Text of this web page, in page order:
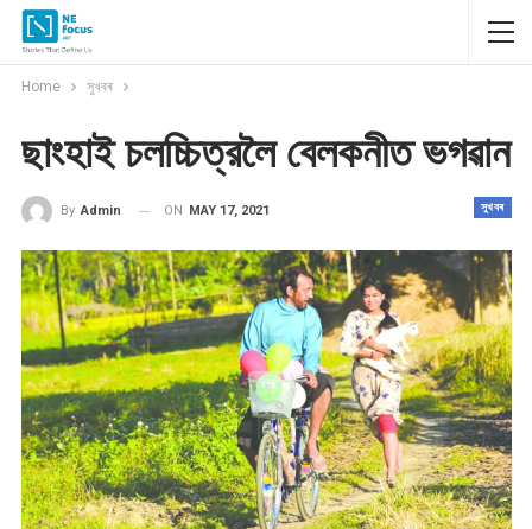
Home সুখবৰ
ছাংহাই চলচ্চিত্রলৈ বেলকনীত ভগৱান
সুখবৰ
By Admin ON MAY 17, 2021